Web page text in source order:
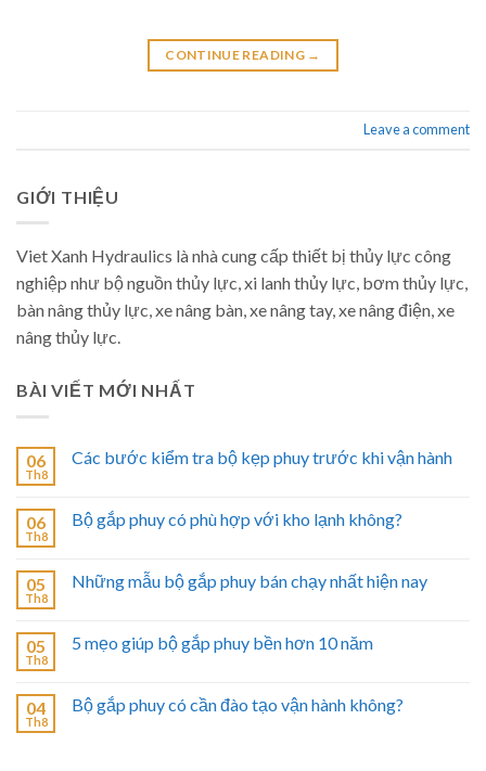
CONTINUE READING →
Leave a comment
GIỚI THIỆU
Viet Xanh Hydraulics là nhà cung cấp thiết bị thủy lực công
nghiệp như bộ nguồn thủy lực, xi lanh thủy lực, bơm thủy lực,
bàn nâng thủy lực, xe nâng bàn, xe nâng tay, xe nâng điện, xe
nâng thủy lực.
BÀI VIẾT MỚI NHẤT
06
Th8
Các bước kiểm tra bộ kẹp phuy trước khi vận hành
06
Th8
Bộ gắp phuy có phù hợp với kho lạnh không?
05
Th8
Những mẫu bộ gắp phuy bán chạy nhất hiện nay
05
Th8
5 mẹo giúp bộ gắp phuy bền hơn 10 năm
04
Th8
Bộ gắp phuy có cần đào tạo vận hành không?